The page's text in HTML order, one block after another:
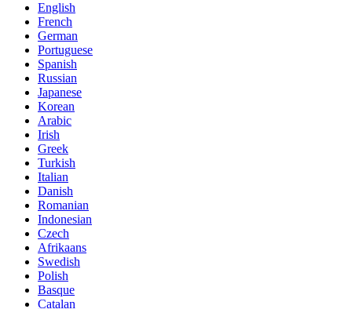
English
French
German
Portuguese
Spanish
Russian
Japanese
Korean
Arabic
Irish
Greek
Turkish
Italian
Danish
Romanian
Indonesian
Czech
Afrikaans
Swedish
Polish
Basque
Catalan